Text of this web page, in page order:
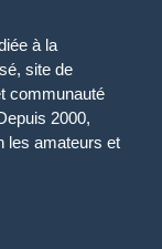
à la
site de
communauté
2000,
les amateurs et